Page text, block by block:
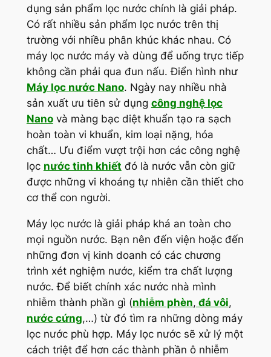
dụng sản phẩm lọc nước chính là giải pháp.
Có rất nhiều sản phẩm lọc nước trên thị
trường với nhiều phân khúc khác nhau. Có
máy lọc nước máy và dùng để uống trực tiếp
không cần phải qua đun nấu. Điển hình như
Máy lọc nước Nano. Ngày nay nhiều nhà
sản xuất ưu tiên sử dụng công nghệ lọc
Nanovà màng bạc diệt khuẩn tạo ra sạch
hoàn toàn vi khuẩn, kim loại nặng, hóa
chất… Ưu điểm vượt trội hơn các công nghệ
lọc nước tinh khiết đó là nước vẫn còn giữ
được những vi khoáng tự nhiên cần thiết cho
cơ thể con người.
Máy lọc nước là giải pháp khá an toàn cho
mọi nguồn nước. Bạn nên đến viện hoặc đến
những đơn vị kinh doanh có các chương
trình xét nghiệm nước, kiểm tra chất lượng
nước. Để biết chính xác nước nhà mình
nhiễm thành phần gì (nhiễm phèn, đá vôi,
nước cứng,…) từ đó tìm ra những dòng máy
lọc nước phù hợp. Máy lọc nước sẽ xử lý một
cách triệt để hơn các thành phần ô nhiễm